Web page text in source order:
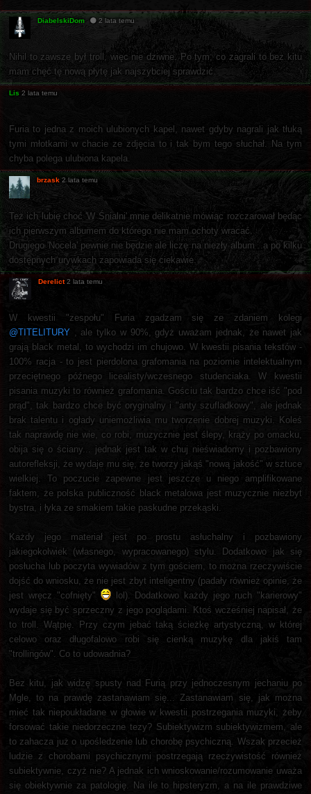
DiabelskiDom 2 lata temu
Nihil to zawsze był troll, więc nie dziwne. Po tym, co zagrali to bez kitu
mam chęć tę nową płytę jak najszybciej sprawdzić.
Lis 2 lata temu
Furia to jedna z moich ulubionych kapel, nawet gdyby nagrali jak tłuką
tymi młotkami w chacie ze zdjęcia to i tak bym tego słuchał. Na tym
chyba polega ulubiona kapela.
brzask 2 lata temu
Też ich lubię choć 'W Śnialni' mnie delikatnie mówiąc rozczarował będąc
ich pierwszym albumem do którego nie mam ochoty wracać.
Drugiego 'Nocela' pewnie nie będzie ale liczę na niezły album ..a po kilku
dostępnych urywkach zapowiada się ciekawie.
Derelict 2 lata temu
W kwestii "zespołu" Furia zgadzam się ze zdaniem kolegi
@TITELITURY , ale tylko w 90%, gdyż uważam jednak, że nawet jak
grają black metal, to wychodzi im chujowo. W kwestii pisania tekstów -
100% racja - to jest pierdolona grafomania na poziomie intelektualnym
przeciętnego późnego licealisty/wczesnego studenciaka. W kwestii
pisania muzyki to również grafomania. Gościu tak bardzo chce iść "pod
prąd", tak bardzo chce być oryginalny i "anty szufladkowy", ale jednak
brak talentu i ogłady uniemożliwia mu tworzenie dobrej muzyki. Koleś
tak naprawdę nie wie, co robi, muzycznie jest ślepy, krąży po omacku,
obija się o ściany... jednak jest tak w chuj nieświadomy i pozbawiony
autorefleksji, że wydaje mu się, że tworzy jakąś "nową jakość" w sztuce
wielkiej. To poczucie zapewne jest jeszcze u niego amplifikowane
faktem, że polska publiczność black metalowa jest muzycznie niezbyt
bystra, i łyka ze smakiem takie paskudne przekąski.
Każdy jego materiał jest po prostu asłuchalny i pozbawiony
jakiegokolwiek (własnego, wypracowanego) stylu. Dodatkowo jak się
posłucha lub poczyta wywiadów z tym gościem, to można rzeczywiście
dojść do wniosku, że nie jest zbyt inteligentny (padały również opinie, że
jest wręcz "cofnięty"
lol). Dodatkowo każdy jego ruch "karierowy"
wydaje się być sprzeczny z jego poglądami. Ktoś wcześniej napisał, że
to troll. Wątpię. Przy czym jebać taką ścieżkę artystyczną, w której
celowo oraz długofalowo robi się cienką muzykę dla jakiś tam
"trollingów". Co to udowadnia?
Bez kitu, jak widzę spusty nad Furią przy jednoczesnym jechaniu po
Mgle, to na prawdę zastanawiam się... Zastanawiam się, jak można
mieć tak niepoukładane w głowie w kwestii postrzegania muzyki, żeby
forsować takie niedorzeczne tezy? Subiektywizm subiektywizmem, ale
to zahacza już o upośledzenie lub chorobę psychiczną. Wszak przecież
ludzie z chorobami psychicznymi postrzegają rzeczywistość również
subiektywnie, czyż nie? A jednak ich wnioskowanie/rozumowanie uważa
się obiektywnie za patologię. Na ile to hipsteryzm, a na ile prawdziwe